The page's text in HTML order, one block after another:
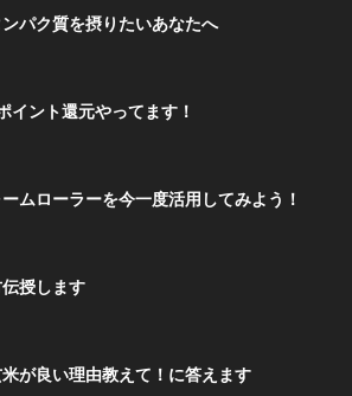
パク質を摂りたいあなたへ
イント還元やってます！
ムローラーを今一度活用してみよう！
授します
が良い理由教えて！に答えます